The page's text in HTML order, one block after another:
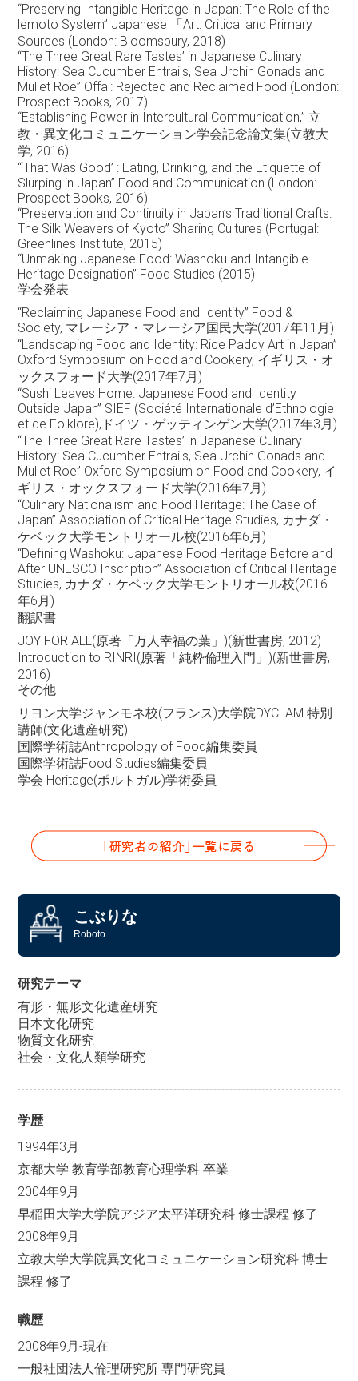
“Preserving Intangible Heritage in Japan: The Role of the
lemoto System” Japanese 「Art: Critical and Primary
Sources (London: Bloomsbury, 2018)
“The Three Great Rare Tastes’ in Japanese Culinary
History: Sea Cucumber Entrails, Sea Urchin Gonads and
Mullet Roe” Offal: Rejected and Reclaimed Food (London:
Prospect Books, 2017)
“Establishing Power in Intercultural Communication,” 立
教・異文化コミュニケーション学会記念論文集(立教大
学, 2016)
“‘That Was Good’ : Eating, Drinking, and the Etiquette of
Slurping in Japan” Food and Communication (London:
Prospect Books, 2016)
“Preservation and Continuity in Japan’s Traditional Crafts:
The Silk Weavers of Kyoto” Sharing Cultures (Portugal:
Greenlines Institute, 2015)
“Unmaking Japanese Food: Washoku and Intangible
Heritage Designation” Food Studies (2015)
学会発表
“Reclaiming Japanese Food and Identity” Food &
Society, マレーシア・マレーシア国民大学(2017年11月)
“Landscaping Food and Identity: Rice Paddy Art in Japan”
Oxford Symposium on Food and Cookery, イギリス・オ
ックスフォード大学(2017年7月)
“Sushi Leaves Home: Japanese Food and Identity
Outside Japan” SIEF (Société Internationale d’Ethnologie
et de Folklore),ドイツ・ゲッティンゲン大学(2017年3月)
“The Three Great Rare Tastes’ in Japanese Culinary
History: Sea Cucumber Entrails, Sea Urchin Gonads and
Mullet Roe” Oxford Symposium on Food and Cookery, イ
ギリス・オックスフォード大学(2016年7月)
“Culinary Nationalism and Food Heritage: The Case of
Japan” Association of Critical Heritage Studies, カナダ・
ケベック大学モントリオール校(2016年6月)
“Defining Washoku: Japanese Food Heritage Before and
After UNESCO Inscription” Association of Critical Heritage
Studies, カナダ・ケベック大学モントリオール校(2016
年6月)
翻訳書
JOY FOR ALL(原著「万人幸福の葉」)(新世書房, 2012)
Introduction to RINRI(原著「純粋倫理入門」)(新世書房,
2016)
その他
リヨン大学ジャンモネ校(フランス)大学院DYCLAM 特別
講師(文化遺産研究)
国際学術誌Anthropology of Food編集委員
国際学術誌Food Studies編集委員
学会 Heritage(ポルトガル)学術委員
こぶりな
Roboto
研究テーマ
有形・無形文化遺産研究
日本文化研究
物質文化研究
社会・文化人類学研究
学歴
1994年3月
京都大学 教育学部教育心理学科 卒業
2004年9月
早稲田大学大学院アジア太平洋研究科 修士課程 修了
2008年9月
立教大学大学院異文化コミュニケーション研究科 博士
課程 修了
職歴
2008年9月-現在
一般社団法人倫理研究所 専門研究員